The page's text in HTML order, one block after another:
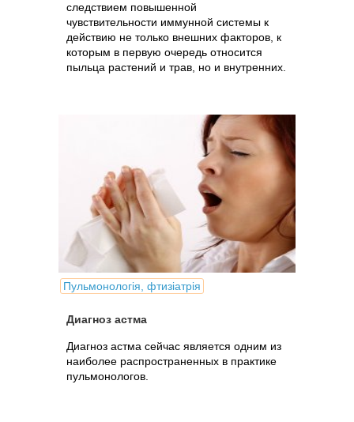
следствием повышенной
чувствительности иммунной системы к
действию не только внешних факторов, к
которым в первую очередь относится
пыльца растений и трав, но и внутренних.
Пульмонологія, фтизіатрія
Диагноз астма
Диагноз астма сейчас является одним из
наиболее распространенных в практике
пульмонологов.